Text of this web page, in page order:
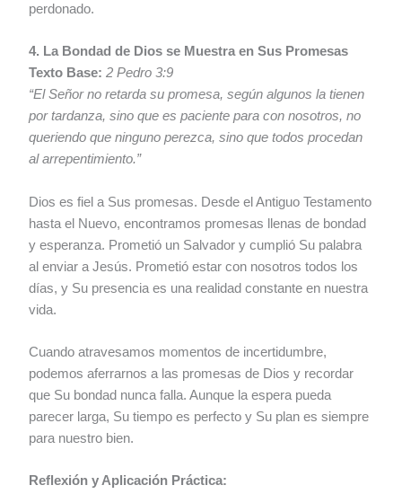
perdonado.
4. La Bondad de Dios se Muestra en Sus Promesas
Texto Base: 2 Pedro 3:9
“El Señor no retarda su promesa, según algunos la tienen
por tardanza, sino que es paciente para con nosotros, no
queriendo que ninguno perezca, sino que todos procedan
al arrepentimiento.”
Dios es fiel a Sus promesas. Desde el Antiguo Testamento
hasta el Nuevo, encontramos promesas llenas de bondad
y esperanza. Prometió un Salvador y cumplió Su palabra
al enviar a Jesús. Prometió estar con nosotros todos los
días, y Su presencia es una realidad constante en nuestra
vida.
Cuando atravesamos momentos de incertidumbre,
podemos aferrarnos a las promesas de Dios y recordar
que Su bondad nunca falla. Aunque la espera pueda
parecer larga, Su tiempo es perfecto y Su plan es siempre
para nuestro bien.
Reflexión y Aplicación Práctica: